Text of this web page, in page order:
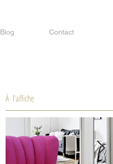
Blog Contact
À l'affiche